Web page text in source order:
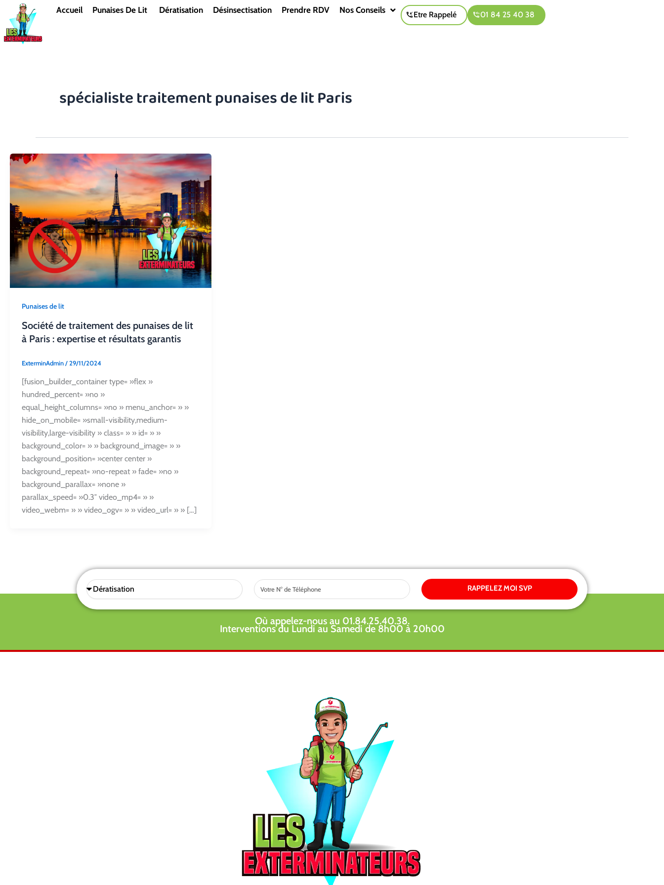
contenu
Accueil Punaises De Lit Dératisation Désinsectisation Prendre RDV Nos Conseils Etre Rappelé 01 84 25 40 38
spécialiste traitement punaises de lit Paris
Punaises de lit
Société de traitement des punaises de lit
à Paris : expertise et résultats garantis
ExterminAdmin/29/11/2024
[fusion_builder_container type= »flex »
hundred_percent= »no »
equal_height_columns= »no » menu_anchor= » »
hide_on_mobile= »small-visibility,medium-
visibility,large-visibility » class= » » id= » »
background_color= » » background_image= » »
background_position= »center center »
background_repeat= »no-repeat » fade= »no »
background_parallax= »none »
parallax_speed= »0.3″ video_mp4= » »
video_webm= » » video_ogv= » » video_url= » » […]
Sélectionnez
une
Tel RAPPELEZ MOI SVP
Où appelez-nous au 01.84.25.40.38.
Interventions du Lundi au Samedi de 8h00 à 20h00